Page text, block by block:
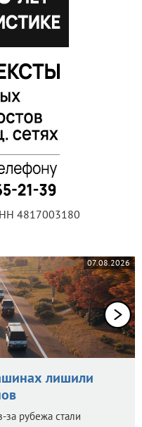
4817003180
07.08.2026
лишили
рубежа стали